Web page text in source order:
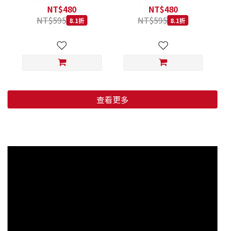
低穀鱈魚甜橙 小顆粒 800G
NT$480
NT$595 8.1折
羊肉藍莓 小顆粒 800G
NT$480
NT$595 8.1折
查看更多